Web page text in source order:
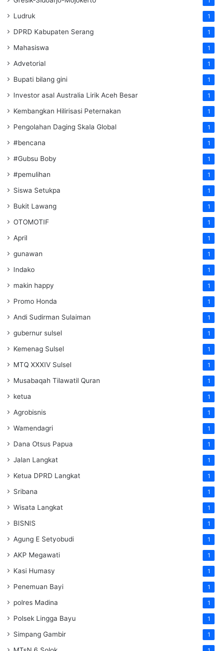
Ludruk 1
DPRD Kabupaten Serang 1
Mahasiswa 1
Advetorial 1
Bupati bilang gini 1
Investor asal Australia Lirik Aceh Besar 1
Kembangkan Hilirisasi Peternakan 1
Pengolahan Daging Skala Global 1
#bencana 1
#Gubsu Boby 1
#pemulihan 1
Siswa Setukpa 1
Bukit Lawang 1
OTOMOTIF 1
April 1
gunawan 1
Indako 1
makin happy 1
Promo Honda 1
Andi Sudirman Sulaiman 1
gubernur sulsel 1
Kemenag Sulsel 1
MTQ XXXIV Sulsel 1
Musabaqah Tilawatil Quran 1
ketua 1
Agrobisnis 1
Wamendagri 1
Dana Otsus Papua 1
Jalan Langkat 1
Ketua DPRD Langkat 1
Sribana 1
Wisata Langkat 1
BISNIS 1
Agung E Setyobudi 1
AKP Megawati 1
Kasi Humasy 1
Penemuan Bayi 1
polres Madina 1
Polsek Lingga Bayu 1
Simpang Gambir 1